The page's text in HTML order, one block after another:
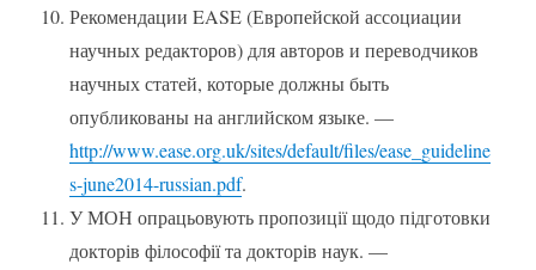
Рекомендации EASE (Европейской ассоциации
научных редакторов) для авторов и переводчиков
научных статей, которые должны быть
опубликованы на английском языке. —
http://www.ease.org.uk/sites/default/files/ease_guideline
s-june2014-russian.pdf.
У МОН опрацьовують пропозиції щодо підготовки
докторів філософії та докторів наук. —